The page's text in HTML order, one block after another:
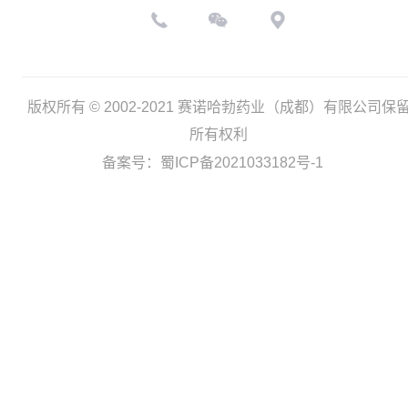
版权所有 © 2002-2021 赛诺哈勃药业（成都）有限公司保
所有权利
备案号：蜀ICP备2021033182号-1